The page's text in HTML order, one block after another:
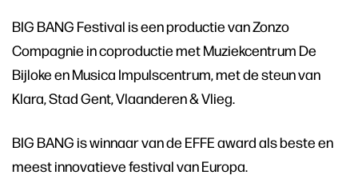
BIG BANG Festival is een productie van Zonzo
Compagnie in coproductie met Muziekcentrum De
Bijloke en Musica Impulscentrum, met de steun van
Klara, Stad Gent, Vlaanderen & Vlieg.
BIG BANG is winnaar van de EFFE award als beste en
meest innovatieve festival van Europa.